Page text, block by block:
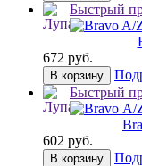
Быстрый
672 руб.
В корзину
Быстрый
602 руб.
В корзину